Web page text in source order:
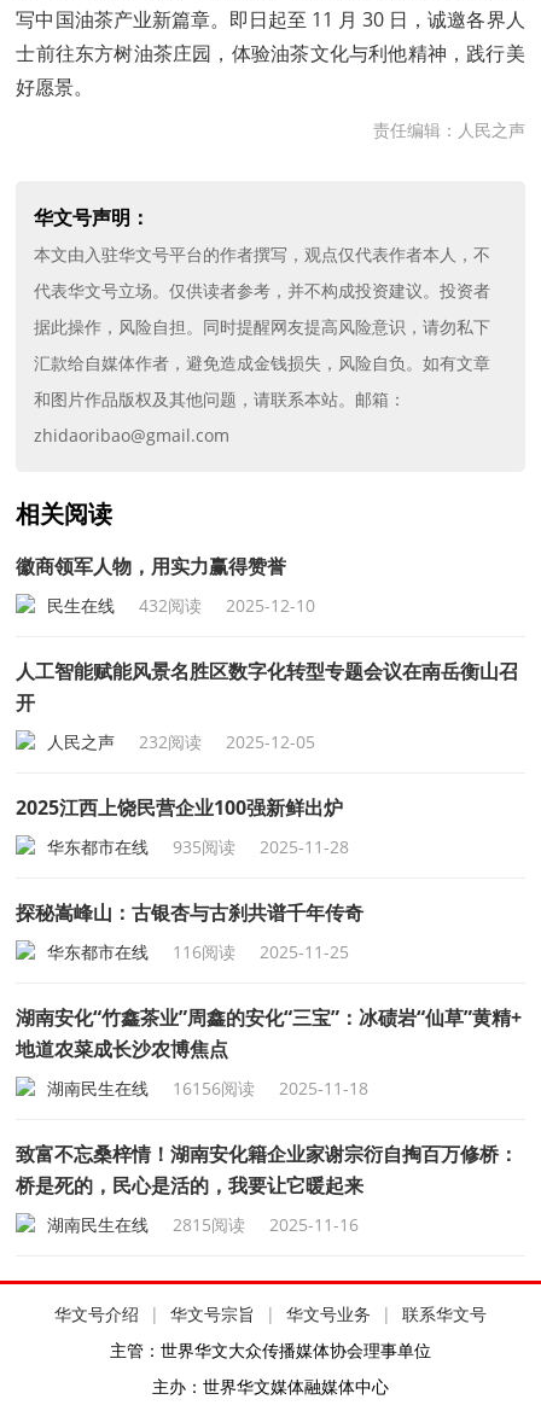
写中国油茶产业新篇章。即日起至 11 月 30 日，诚邀各界人
士前往东方树油茶庄园，体验油茶文化与利他精神，践行美
好愿景。
责任编辑：人民之声
华文号声明：
本文由入驻华文号平台的作者撰写，观点仅代表作者本人，不
代表华文号立场。仅供读者参考，并不构成投资建议。投资者
据此操作，风险自担。同时提醒网友提高风险意识，请勿私下
汇款给自媒体作者，避免造成金钱损失，风险自负。如有文章
和图片作品版权及其他问题，请联系本站。邮箱：
zhidaoribao@gmail.com
相关阅读
徽商领军人物，用实力赢得赞誉
民生在线 432阅读 2025-12-10
人工智能赋能风景名胜区数字化转型专题会议在南岳衡山召
开
人民之声 232阅读 2025-12-05
2025江西上饶民营企业100强新鲜出炉
华东都市在线 935阅读 2025-11-28
探秘嵩峰山：古银杏与古刹共谱千年传奇
华东都市在线 116阅读 2025-11-25
湖南安化“竹鑫茶业”周鑫的安化“三宝”：冰碛岩“仙草”黄精+
地道农菜成长沙农博焦点
湖南民生在线 16156阅读 2025-11-18
致富不忘桑梓情！湖南安化籍企业家谢宗衍自掏百万修桥：
桥是死的，民心是活的，我要让它暖起来
湖南民生在线 2815阅读 2025-11-16
华文号介绍 | 华文号宗旨 | 华文号业务 |
联系华文号
主管：世界华文大众传播媒体协会理事单位
主办：世界华文媒体融媒体中心